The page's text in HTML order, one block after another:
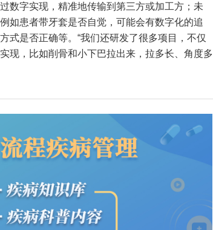
数字实现，精准地传输到第三方或加工方；未
如患者带牙套是否自觉，可能会有数字化的追
式是否正确等。“我们还研发了很多项目，不仅
现，比如削骨和小下巴拉出来，拉多长、角度多